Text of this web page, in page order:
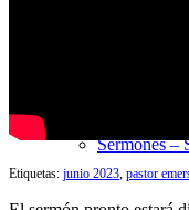
Sermones –
Etiquetas: junio 2023 pastor